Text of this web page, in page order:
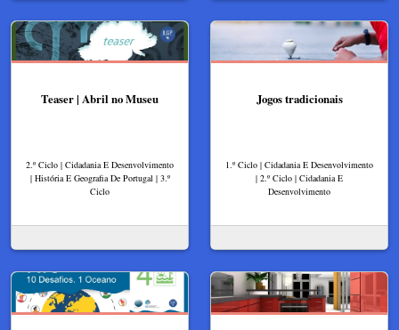
Teaser | Abril no Museu
2.º Ciclo | Cidadania E Desenvolvimento
| História E Geografia De Portugal | 3.º
Ciclo
Jogos tradicionais
1.º Ciclo | Cidadania E Desenvolvimento
| 2.º Ciclo | Cidadania E
Desenvolvimento